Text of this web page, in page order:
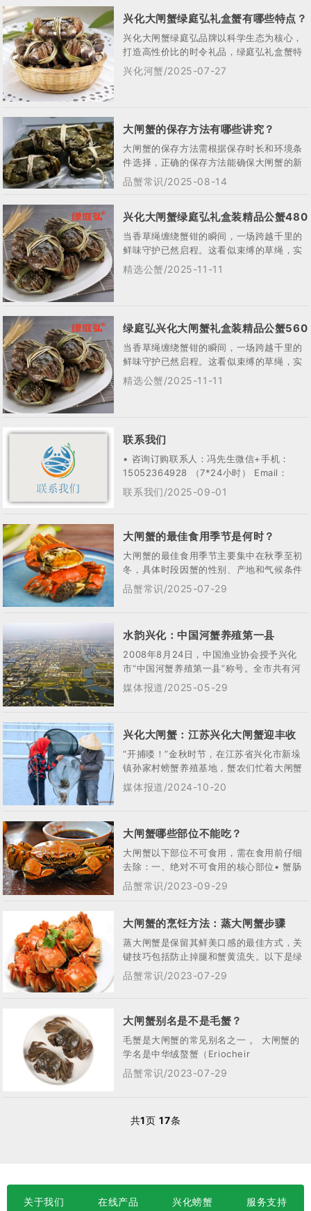
兴化大闸蟹绿庭弘礼盒蟹有哪些特点？
兴化大闸蟹绿庭弘品牌以科学生态为核心，
打造高性价比的时令礼品，绿庭弘礼盒蟹特
点包括：一、生态养殖与严苛品控‌• 科学选
育...
兴化河蟹/2025-07-27
大闸蟹的保存方法有哪些讲究？
大闸蟹的保存方法需根据保存时长和环境条
件选择，正确的保存方法能确保大闸蟹的新
鲜度和口感。下面，我就来详细说说大闸蟹
的保存...
品蟹常识/2025-08-14
兴化大闸蟹绿庭弘礼盒装精品公蟹480
套餐
当香草绳缠绕蟹钳的瞬间，一场跨越千里的
鲜味守护已然启程。这看似束缚的草绳，实
则是连结绿庭弘兴化大闸蟹与餐桌的文明纽
带 —...
精选公蟹/2025-11-11
绿庭弘兴化大闸蟹礼盒装精品公蟹560
套餐
当香草绳缠绕蟹钳的瞬间，一场跨越千里的
鲜味守护已然启程。这看似束缚的草绳，实
则是连结绿庭弘兴化大闸蟹与餐桌的文明纽
带 —...
精选公蟹/2025-11-11
联系我们
• 咨询订购联系人：冯先生微信+手机：
15052364928 （7*24小时） Email：
jscrab@163.c...
联系我们/2025-09-01
大闸蟹的最佳食用季节是何时？
大闸蟹的最佳食用季节主要集中在‌秋季至初
冬‌，具体时段因蟹的性别、产地和气候条件
而异。以下是详细推荐：兴化大闸蟹开捕时
间...
品蟹常识/2025-07-29
水韵兴化：中国河蟹养殖第一县
2008年8月24日，中国渔业协会授予兴化
市“中国河蟹养殖第一县”称号。全市共有河
蟹批发市场10个。安丰、永丰、中堡和临...
媒体报道/2025-05-29
兴化大闸蟹：江苏兴化大闸蟹迎丰收
“开捕喽！”金秋时节，在江苏省兴化市新垛
镇孙家村螃蟹养殖基地，蟹农们忙着大闸蟹
捕捞作业。作为“河蟹养殖第一县”，兴化大
闸...
媒体报道/2024-10-20
大闸蟹哪些部位不能吃？
大闸蟹以下部位不可食用，需在食用前仔细
去除：一、绝对不可食用的核心部位•‌ 蟹肠‌
位于腹脐（三角形/圆形盖板）内侧，连...
品蟹常识/2023-09-29
大闸蟹的烹饪方法：蒸大闸蟹步骤
蒸大闸蟹是保留其鲜美口感的最佳方式，关
键技巧包括防止掉腿和蟹黄流失。以下是绿
庭弘官方店总结的详细步骤：‌清洗与准备‌•
...
品蟹常识/2023-07-29
大闸蟹别名是不是毛蟹？
毛蟹是大闸蟹的常见别名之一‌ 。 大闸蟹的
学名是中华绒螯蟹（Eriocheir
sinensis），它是一种...
品蟹常识/2023-07-29
共1页17条
关于我们 在线产品 兴化螃蟹 服务支持